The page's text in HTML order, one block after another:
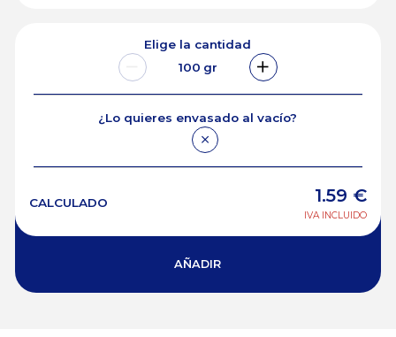
Elige la cantidad
100 gr
¿Lo quieres envasado al vacío?
CALCULADO 1.59 €
IVA INCLUIDO
AÑADIR